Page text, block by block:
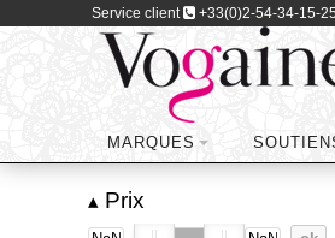
Service client +33(0)2-54-34-15-25
MARQUES
▴ Prix